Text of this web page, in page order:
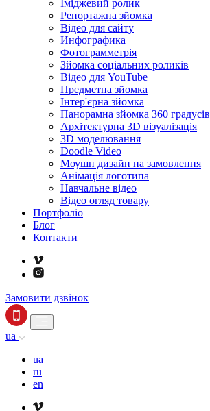
Іміджевий ролик
Репортажна зйомка
Відео для сайту
Инфографика
Фотограмметрія
Зйомка соціальних роликів
Відео для YouTube
Предметна зйомка
Інтер'єрна зйомка
Панорамна зйомка 360 градусів
Архітектурна 3D візуалізація
3D моделювання
Doodle Video
Моушн дизайн на замовлення
Анімація логотипа
Навчальне відео
Відео огляд товару
Портфоліо
Блог
Контакти
Замовити дзвінок
ua
ua
ru
en